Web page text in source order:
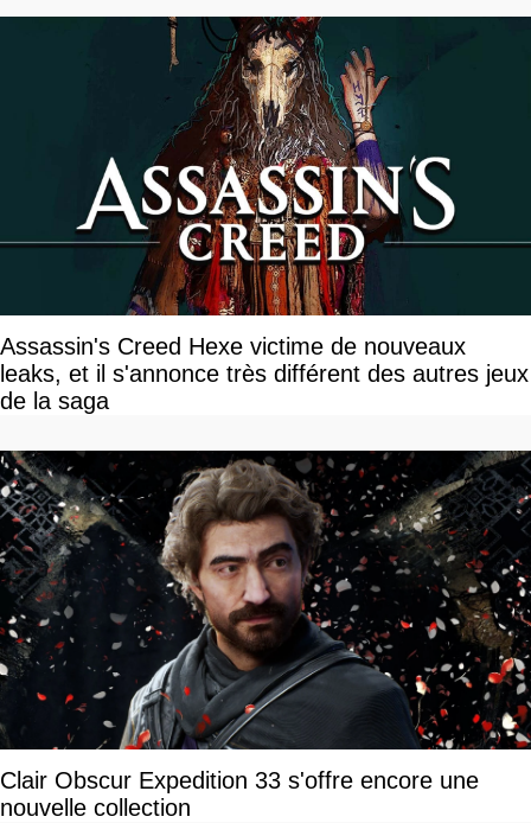
Assassin's Creed Hexe victime de nouveaux
leaks, et il s'annonce très différent des autres jeux
de la saga
Clair Obscur Expedition 33 s'offre encore une
nouvelle collection